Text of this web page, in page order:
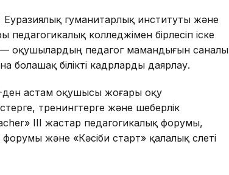
гуманитарлық институты және
колледжімен бірлесіп іске
оқушылардың педагог мамандығын саналы
болашақ білікті кадрларды даярлау.
астам оқушысы жоғары оқу
тренингтерге және шеберлік
ІІІ жастар педагогикалық форумы,
және «Кәсіби старт» қалалық слеті